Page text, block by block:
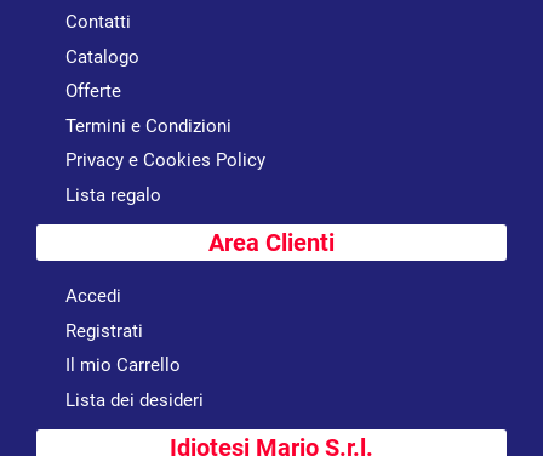
Contatti
Catalogo
Offerte
Termini e Condizioni
Privacy e Cookies Policy
Lista regalo
Area Clienti
Accedi
Registrati
Il mio Carrello
Lista dei desideri
Idiotesi Mario S.r.l.